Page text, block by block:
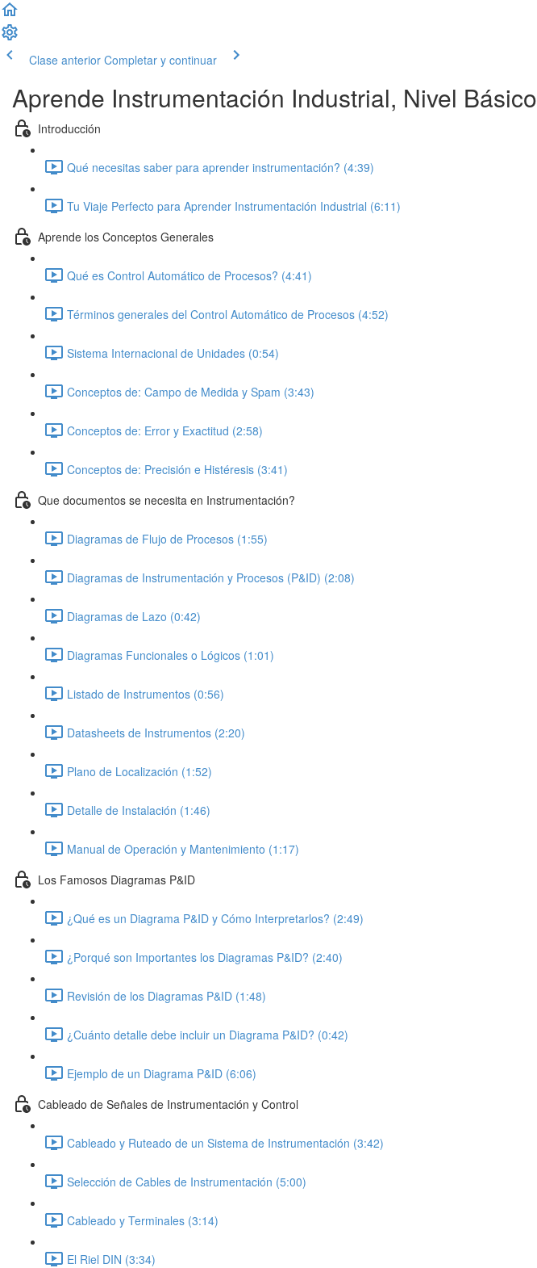
Clase anterior Completar y continuar
Aprende Instrumentación Industrial, Nivel Básico
Introducción
Qué necesitas saber para aprender instrumentación? (4:39)
Tu Viaje Perfecto para Aprender Instrumentación Industrial (6:11)
Aprende los Conceptos Generales
Qué es Control Automático de Procesos? (4:41)
Términos generales del Control Automático de Procesos (4:52)
Sistema Internacional de Unidades (0:54)
Conceptos de: Campo de Medida y Spam (3:43)
Conceptos de: Error y Exactitud (2:58)
Conceptos de: Precisión e Histéresis (3:41)
Que documentos se necesita en Instrumentación?
Diagramas de Flujo de Procesos (1:55)
Diagramas de Instrumentación y Procesos (P&ID) (2:08)
Diagramas de Lazo (0:42)
Diagramas Funcionales o Lógicos (1:01)
Listado de Instrumentos (0:56)
Datasheets de Instrumentos (2:20)
Plano de Localización (1:52)
Detalle de Instalación (1:46)
Manual de Operación y Mantenimiento (1:17)
Los Famosos Diagramas P&ID
¿Qué es un Diagrama P&ID y Cómo Interpretarlos? (2:49)
¿Porqué son Importantes los Diagramas P&ID? (2:40)
Revisión de los Diagramas P&ID (1:48)
¿Cuánto detalle debe incluir un Diagrama P&ID? (0:42)
Ejemplo de un Diagrama P&ID (6:06)
Cableado de Señales de Instrumentación y Control
Cableado y Ruteado de un Sistema de Instrumentación (3:42)
Selección de Cables de Instrumentación (5:00)
Cableado y Terminales (3:14)
El Riel DIN (3:34)